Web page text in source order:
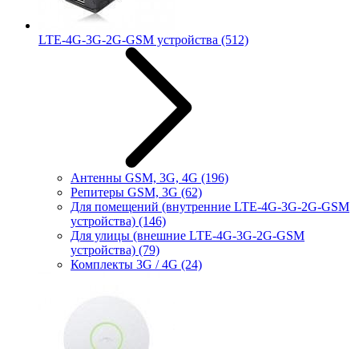
LTE-4G-3G-2G-GSM устройства (512)
Антенны GSM, 3G, 4G (196)
Репитеры GSM, 3G (62)
Для помещений (внутренние LTE-4G-3G-2G-GSM
устройства) (146)
Для улицы (внешние LTE-4G-3G-2G-GSM
устройства) (79)
Комплекты 3G / 4G (24)